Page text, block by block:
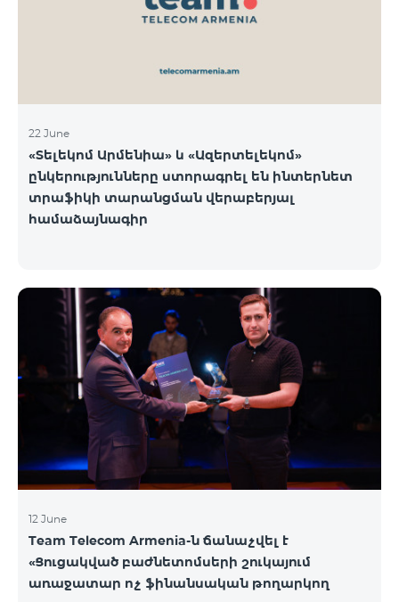
22 June
«Տելեկոմ Արմենիա» և «Ազերտելեկոմ»
ընկերությունները ստորագրել են ինտերնետ
տրաֆիկի տարանցման վերաբերյալ
համաձայնագիր
12 June
Team Telecom Armenia-ն ճանաչվել է
«Ցուցակված բաժնետոմսերի շուկայում
առաջատար ոչ ֆինանսական թողարկող